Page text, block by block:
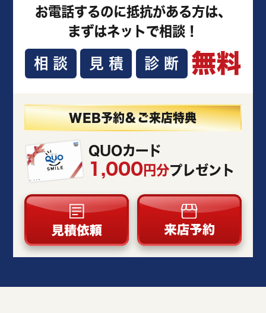
お電話するのに抵抗がある方は、
まずはネットで相談！
相談 見積 診断 無料
WEB予約＆ご来店特典
QUOカード
1,000円分プレゼント